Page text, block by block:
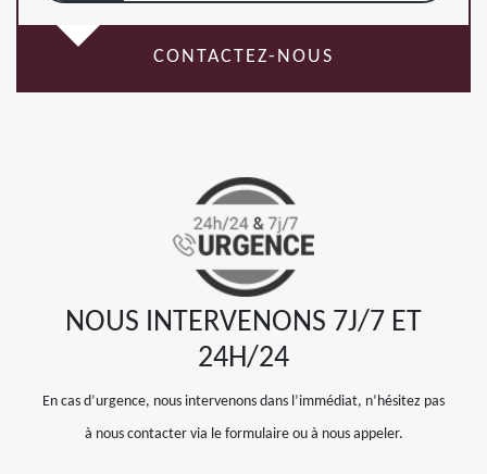
CONTACTEZ-NOUS
NOUS INTERVENONS 7J/7 ET
24H/24
En cas d’urgence, nous intervenons dans l’immédiat, n’hésitez pas
à nous contacter via le formulaire ou à nous appeler.